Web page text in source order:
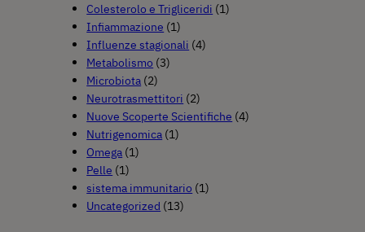
Colesterolo e Trigliceridi (1)
Infiammazione (1)
Influenze stagionali (4)
Metabolismo (3)
Microbiota (2)
Neurotrasmettitori (2)
Nuove Scoperte Scientifiche (4)
Nutrigenomica (1)
Omega (1)
Pelle (1)
sistema immunitario (1)
Uncategorized (13)